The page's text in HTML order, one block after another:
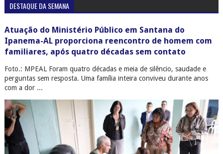
DESTAQUE DA SEMANA
Atuação do Ministério Público em Santana do
Ipanema-AL proporciona reencontro de homem com
familiares, após quatro décadas sem contato
Foto.: MPEAL Foram quatro décadas e meia de silêncio, saudade e
perguntas sem resposta. Uma família inteira conviveu durante anos
com a dor ...